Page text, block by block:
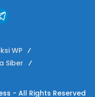
WP
Siber
- All Rights Reserved